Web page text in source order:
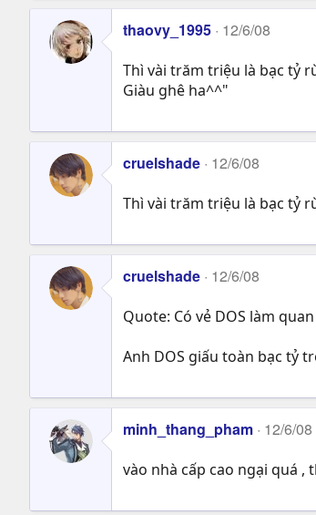
thaovy_1995 12/6/08
Thì vài trăm triệu là bạc tỷ
Giàu ghê ha^^"
cruelshade 12/6/08
Thì vài trăm triệu là bạc tỷ
cruelshade 12/6/08
Quote: Có vẻ DOS làm
Anh DOS giấu toàn bạc tỷ
minh_thang_pham 12/6/08
vào nhà cấp cao ngại quá ,